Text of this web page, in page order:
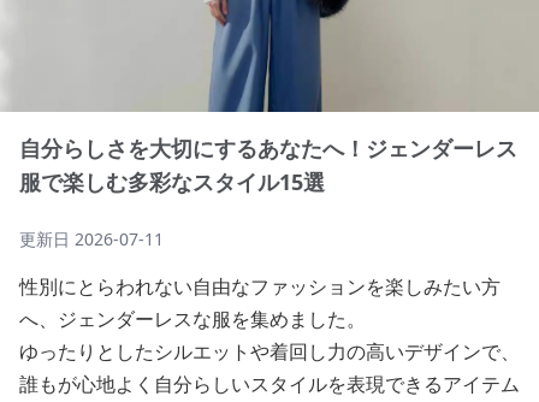
自分らしさを大切にするあなたへ！ジェンダーレス
服で楽しむ多彩なスタイル15選
更新日 2026-07-11
性別にとらわれない自由なファッションを楽しみたい方
へ、ジェンダーレスな服を集めました。
ゆったりとしたシルエットや着回し力の高いデザインで、
誰もが心地よく自分らしいスタイルを表現できるアイテム